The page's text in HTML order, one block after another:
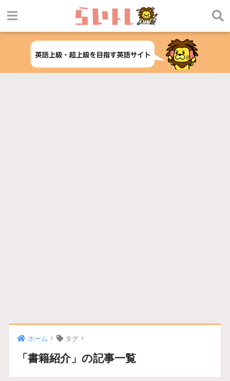
ホーム タグ
「書籍紹介」の記事一覧